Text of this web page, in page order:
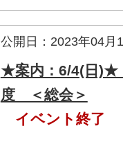
公開日：2023年04月
★案内：6/4(日
度 ＜総会＞
イベント終了